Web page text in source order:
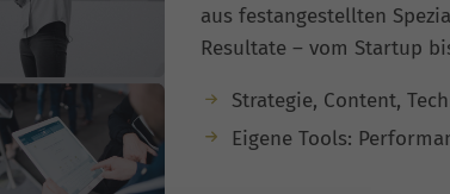
aus festangestellten
Resultate – vom Startup
Strategie, Content,
Eigene Tools: